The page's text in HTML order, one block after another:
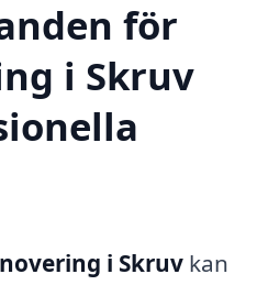
för
i Skruv
i Skruv kan